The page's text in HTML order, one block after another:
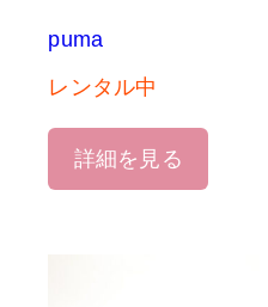
puma
レンタル中
詳細を見る